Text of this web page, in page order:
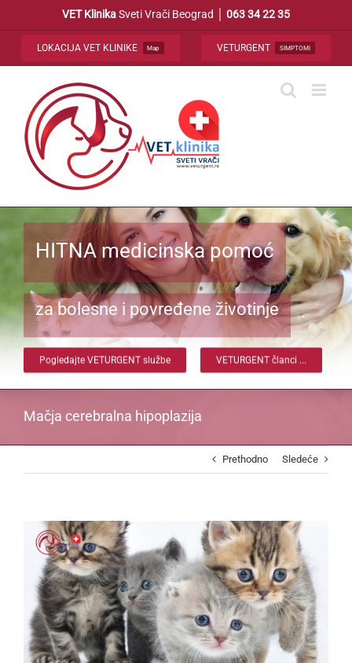
VET KlinikaSveti Vrači Beograd │ 063 34 22 35
LOKACIJA VET KLINIKE Map VETURGENT SIMPTOMI
HITNA medicinska pomoć
za bolesne i povređene životinje
Pogledajte VETURGENT službe VETURGENT članci ...
Mačja cerebralna hipoplazija
Prethodno Sledeće
View
Larger
Image